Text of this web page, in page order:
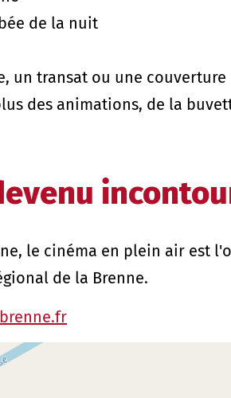
de la nuit
un transat ou une couverture
des animations, de la
le cinéma en plein air est
de la Brenne.